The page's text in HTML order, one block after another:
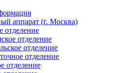
аппарат (г. Москва)
отделение
отделение
отделение
отделение
отделение